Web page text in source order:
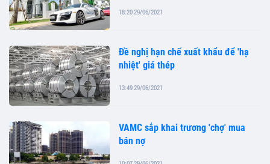
18:20 29/06/2021
Đề nghị hạn chế xuất khẩu để 'hạ
nhiệt' giá thép
13:49 29/06/2021
VAMC sắp khai trương 'chợ' mua
bán nợ